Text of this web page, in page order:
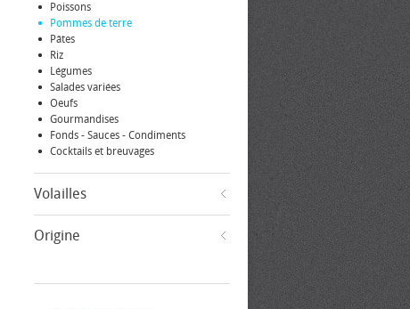
Poissons
Pommes de terre
Pâtes
Riz
Légumes
Salades variées
Oeufs
Gourmandises
Fonds - Sauces - Condiments
Cocktails et breuvages
Volailles
Origine